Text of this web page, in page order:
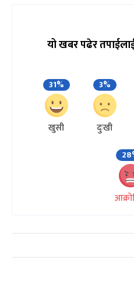
यो खबर पढेर
31%
खुसी
3%
दुःखी